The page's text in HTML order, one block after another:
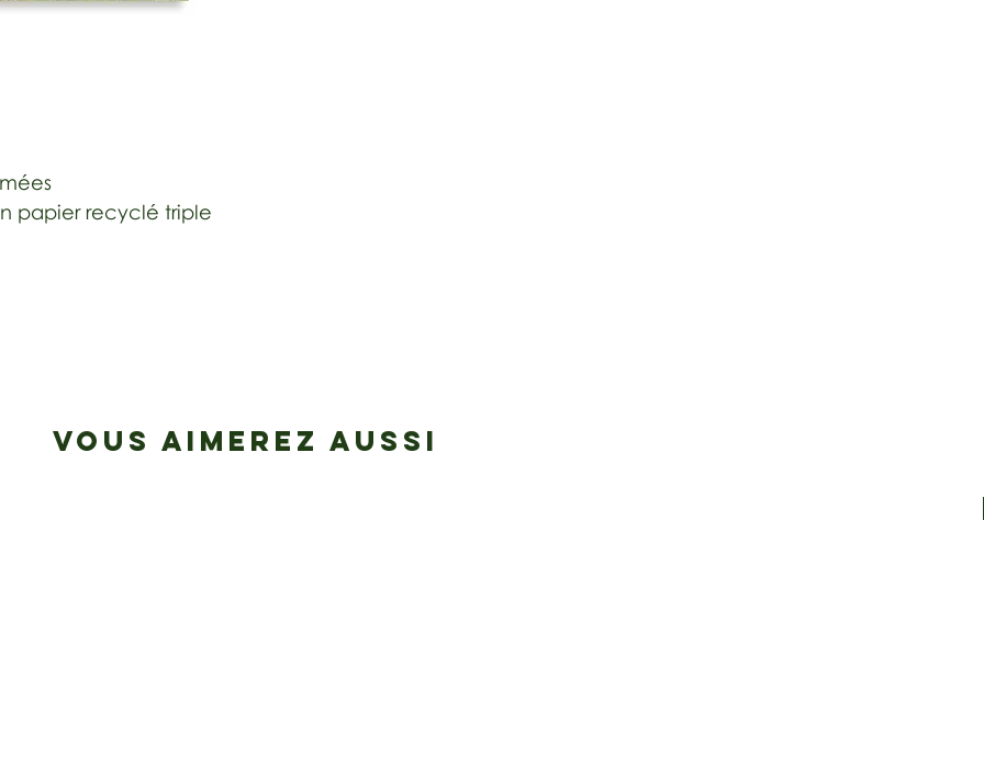
papier recyclé triple
VOUS AIMEREZ AUSSI